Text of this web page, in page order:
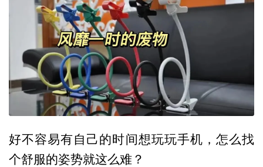
好不容易有自己的时间想玩玩手机，怎么找
个舒服的姿势就这么难？